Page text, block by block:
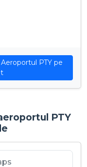
PTY